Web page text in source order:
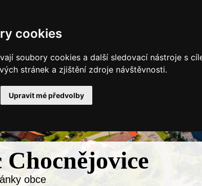
cookies
soubory cookies a další sledovací nástroje s
stránek a zjištění zdroje návštěvnosti.
Upravit mé předvolby
Chocnějovice
obce